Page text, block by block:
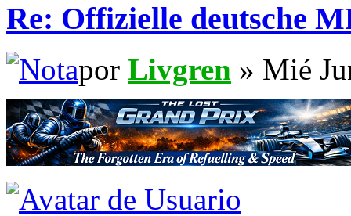
Re: Offizielle deutsche
por Livgren » Mié